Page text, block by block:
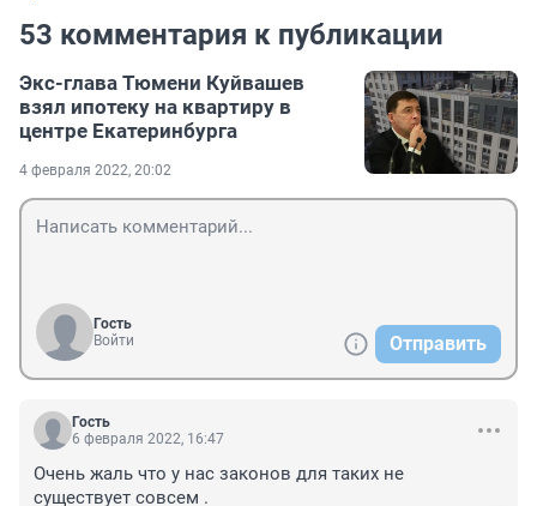
53 комментария к публикации
Экс-глава Тюмени Куйвашев
взял ипотеку на квартиру в
центре Екатеринбурга
4 февраля 2022, 20:02
Гость
Войти
Отправить
Гость
6 февраля 2022, 16:47
Очень жаль что у нас законов для таких не
существует совсем .